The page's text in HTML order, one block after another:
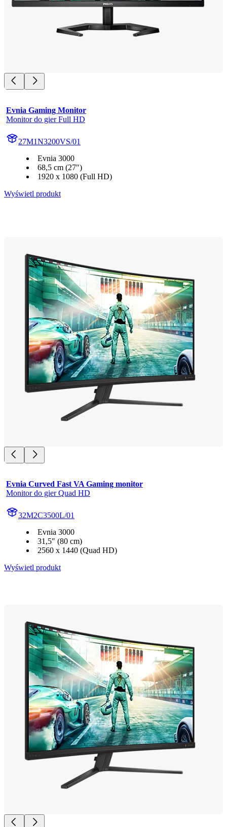
Evnia Gaming Monitor
Monitor do gier Full HD
27M1N3200VS/01
Evnia 3000
68,5 cm (27″)
1920 x 1080 (Full HD)
Wyświetl produkt
Evnia Curved Fast VA Gaming monitor
Monitor do gier Quad HD
32M2C3500L/01
Evnia 3000
31,5″ (80 cm)
2560 x 1440 (Quad HD)
Wyświetl produkt